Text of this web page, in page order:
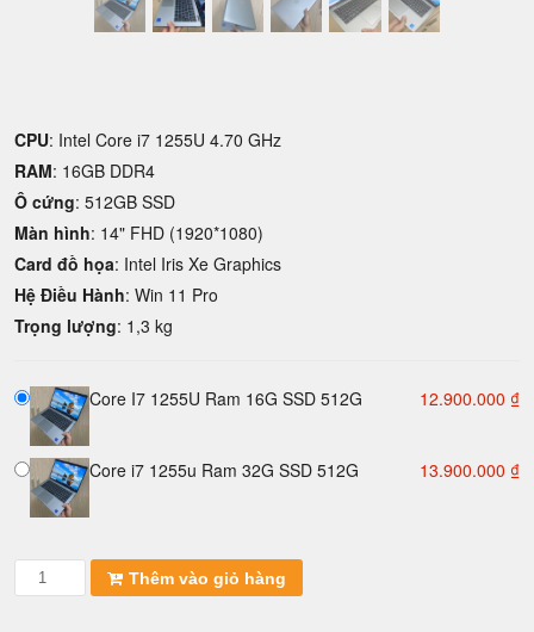
CPU: Intel Core i7 1255U 4.70 GHz
RAM: 16GB DDR4
Ô cứng: 512GB SSD
Màn hình: 14" FHD (1920*1080)
Card đồ họa: Intel Iris Xe Graphics
Hệ Điều Hành: Win 11 Pro
Trọng lượng: 1,3 kg
Core I7 1255U Ram 16G SSD 512G 12.900.000 ₫
Core i7 1255u Ram 32G SSD 512G 13.900.000 ₫
Laptop
cũ
Thêm vào giỏ hàng